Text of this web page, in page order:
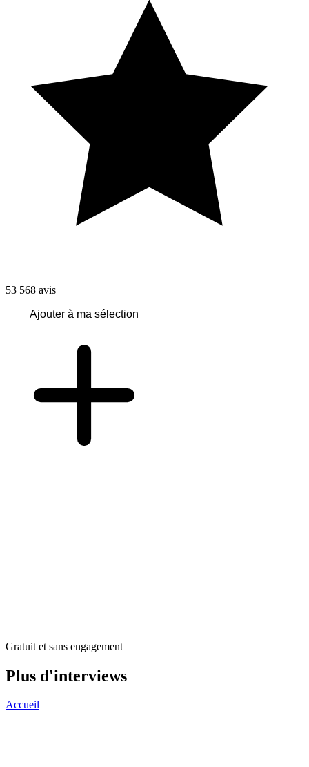
53 568 avis
Ajouter à ma sélection
Gratuit et sans engagement
Plus d'interviews
Accueil